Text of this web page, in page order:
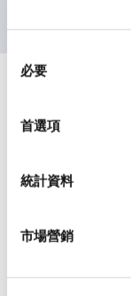
必要
首選項
統計資料
市場營銷
審美規範
環境規範
機械規格
安裝和安裝規範